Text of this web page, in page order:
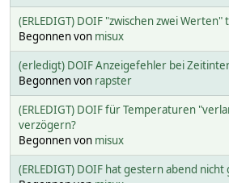
(ERLEDIGT) DOIF "zwischen zwei
Begonnen von misux
(erledigt) DOIF Anzeigefehler bei
Begonnen von rapster
(ERLEDIGT) DOIF für Temperaturen
verzögern?
Begonnen von misux
(ERLEDIGT) DOIF hat gestern abend